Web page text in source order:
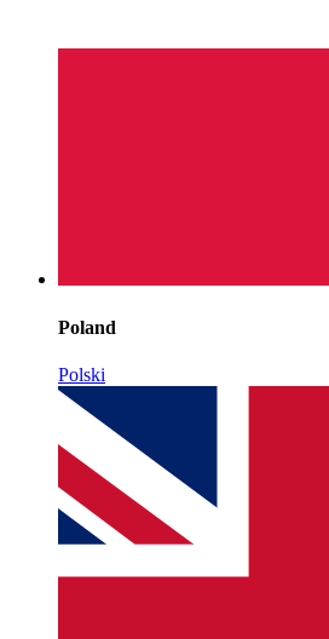
Poland
Polski